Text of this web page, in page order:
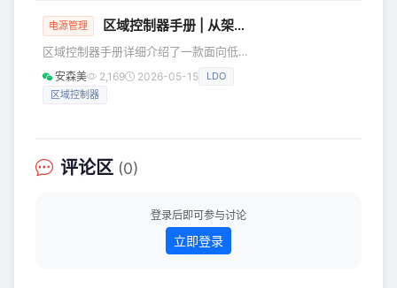
架构转型以提升
测，到2030年，全球数据中心电力需求
将实现翻倍以上增长，总量将达约945太
瓦时（TWh），规模已略超日本当前全
年用电总量。电源系统作为电子设备的
核心动力单元，其功率上限与集成密度
电源管理 区域控制器手册 | 从架构到电源，一文吃透12V/48V方案
区域控制器手册详细介绍了一款面向低
压配电场景（单区典型功率 10W–
3kW）、适配 12V 与 48V 车载电网的
既涵盖降压型 DC/DC、LDO、跟踪型
LDO 及 48V 电网直供型 LDO 等多种电
式多通道驱动器、基于 SmartFET 的开
安森美 2,169 2026-05-15
LDO
区域控制器
评论区 (0)
登录后即可参与讨论
立即登录